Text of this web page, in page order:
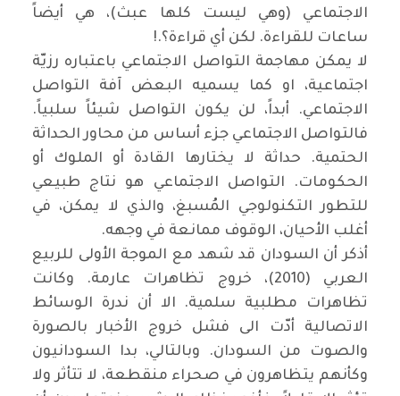
الاجتماعي (وهي ليست كلها عبث)، هي أيضاً
ساعات للقراءة. لكن أي قراءة؟!.
لا يمكن مهاجمة التواصل الاجتماعي باعتباره رزيّة
اجتماعية، او كما يسميه البعض آفة التواصل
الاجتماعي. أبداً، لن يكون التواصل شيئاً سلبياً.
فالتواصل الاجتماعي جزء أساس من محاور الحداثة
الحتمية. حداثة لا يختارها القادة أو الملوك أو
الحكومات. التواصل الاجتماعي هو نتاج طبيعي
للتطور التكنولوجي المُسبغ، والذي لا يمكن، في
أغلب الأحيان، الوقوف ممانعة في وجهه.
أذكر أن السودان قد شهد مع الموجة الأولى للربيع
العربي (2010)، خروج تظاهرات عارمة. وكانت
تظاهرات مطلبية سلمية. الا أن ندرة الوسائط
الاتصالية أدّت الى فشل خروج الأخبار بالصورة
والصوت من السودان. وبالتالي، بدا السودانيون
وكأنهم يتظاهرون في صحراء منقطعة، لا تتأثر ولا